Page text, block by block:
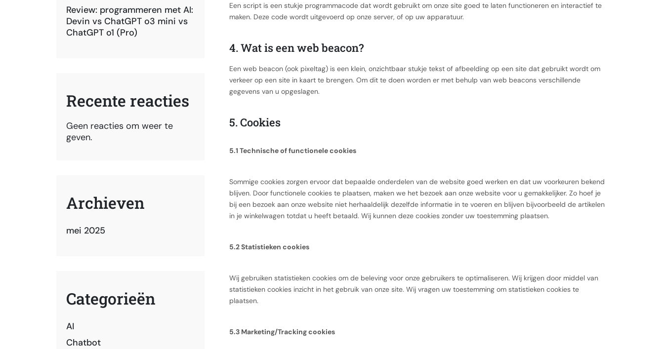
Review: programmeren met AI:
Devin vs ChatGPT o3 mini vs
ChatGPT o1 (Pro)
Recente reacties
Geen reacties om weer te
geven.
Archieven
mei 2025
Categorieën
AI
Chatbot
Een script is een stukje programmacode dat wordt gebruikt om onze site goed te laten functioneren en interactief te
maken. Deze code wordt uitgevoerd op onze server, of op uw apparatuur.
4. Wat is een web beacon?
Een web beacon (ook pixeltag) is een klein, onzichtbaar stukje tekst of afbeelding op een site dat gebruikt wordt om
verkeer op een site in kaart te brengen. Om dit te doen worden er met behulp van web beacons verschillende
gegevens van u opgeslagen.
5. Cookies
5.1 Technische of functionele cookies
Sommige cookies zorgen ervoor dat bepaalde onderdelen van de website goed werken en dat uw voorkeuren bekend
blijven. Door functionele cookies te plaatsen, maken we het bezoek aan onze website voor u gemakkelijker. Zo hoef je
bij een bezoek aan onze website niet herhaaldelijk dezelfde informatie in te voeren en blijven bijvoorbeeld de artikelen
in je winkelwagen totdat u heeft betaald. Wij kunnen deze cookies zonder uw toestemming plaatsen.
5.2 Statistieken cookies
Wij gebruiken statistieken cookies om de beleving voor onze gebruikers te optimaliseren. Wij krijgen door middel van
statistieken cookies inzicht in het gebruik van onze site. Wij vragen uw toestemming om statistieken cookies te
plaatsen.
5.3 Marketing/Tracking cookies